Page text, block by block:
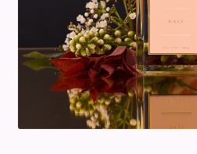
Argos
Atelier Des Ors